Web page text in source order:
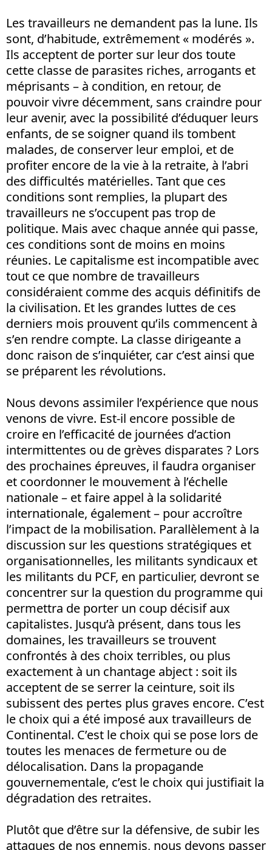
Les travailleurs ne demandent pas la lune. Ils
sont, d’habitude, extrêmement « modérés ».
Ils acceptent de porter sur leur dos toute
cette classe de parasites riches, arrogants et
méprisants – à condition, en retour, de
pouvoir vivre décemment, sans craindre pour
leur avenir, avec la possibilité d’éduquer leurs
enfants, de se soigner quand ils tombent
malades, de conserver leur emploi, et de
profiter encore de la vie à la retraite, à l’abri
des difficultés matérielles. Tant que ces
conditions sont remplies, la plupart des
travailleurs ne s’occupent pas trop de
politique. Mais avec chaque année qui passe,
ces conditions sont de moins en moins
réunies. Le capitalisme est incompatible avec
tout ce que nombre de travailleurs
considéraient comme des acquis définitifs de
la civilisation. Et les grandes luttes de ces
derniers mois prouvent qu’ils commencent à
s’en rendre compte. La classe dirigeante a
donc raison de s’inquiéter, car c’est ainsi que
se préparent les révolutions.
Nous devons assimiler l’expérience que nous
venons de vivre. Est-il encore possible de
croire en l’efficacité de journées d’action
intermittentes ou de grèves disparates ? Lors
des prochaines épreuves, il faudra organiser
et coordonner le mouvement à l’échelle
nationale – et faire appel à la solidarité
internationale, également – pour accroître
l’impact de la mobilisation. Parallèlement à la
discussion sur les questions stratégiques et
organisationnelles, les militants syndicaux et
les militants du PCF, en particulier, devront se
concentrer sur la question du programme qui
permettra de porter un coup décisif aux
capitalistes. Jusqu’à présent, dans tous les
domaines, les travailleurs se trouvent
confrontés à des choix terribles, ou plus
exactement à un chantage abject : soit ils
acceptent de se serrer la ceinture, soit ils
subissent des pertes plus graves encore. C’est
le choix qui a été imposé aux travailleurs de
Continental. C’est le choix qui se pose lors de
toutes les menaces de fermeture ou de
délocalisation. Dans la propagande
gouvernementale, c’est le choix qui justifiait la
dégradation des retraites.
Plutôt que d’être sur la défensive, de subir les
attaques de nos ennemis, nous devons passer